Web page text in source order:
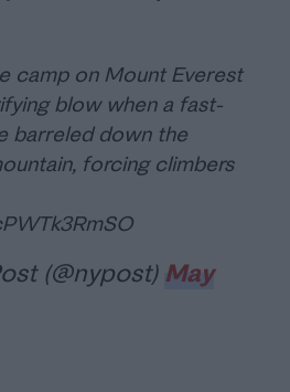
camp on Mount Everest
blow when a fast-
barreled down the
forcing climbers
(@nypost) May